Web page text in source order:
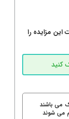
مزایده را
می باشند
می شوند